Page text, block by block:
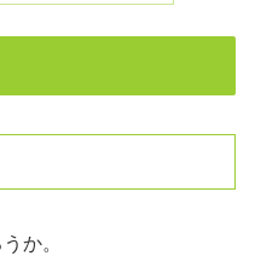
か。